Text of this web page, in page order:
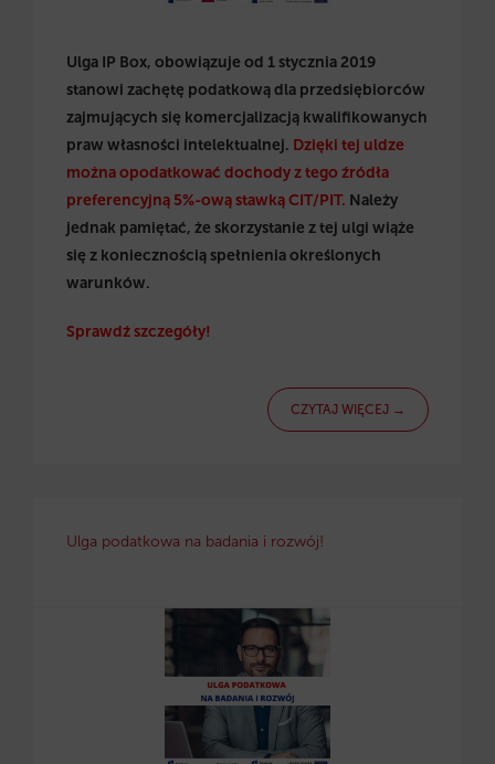
Ulga IP Box, obowiązuje od 1 stycznia 2019
stanowi zachętę podatkową dla przedsiębiorców
zajmujących się komercjalizacją kwalifikowanych
praw własności intelektualnej. Dzięki tej uldze
można opodatkować dochody z tego źródła
preferencyjną 5%-ową stawką CIT/PIT. Należy
jednak pamiętać, że skorzystanie z tej ulgi wiąże
się z koniecznością spełnienia określonych
warunków.
Sprawdź szczegóły!
CZYTAJ WIĘCEJ →
Ulga podatkowa na badania i rozwój!